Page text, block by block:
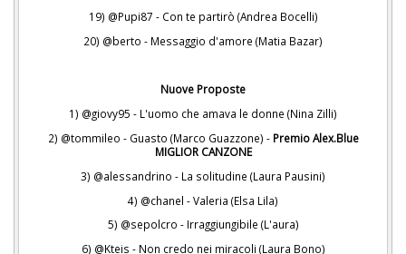
19) @Pupi87 - Con te partirò (Andrea Bocelli)
20) @berto - Messaggio d'amore (Matia Bazar)
Nuove Proposte
1) @giovy95 - L'uomo che amava le donne (Nina Zilli)
2) @tommileo - Guasto (Marco Guazzone) - Premio Alex.Blue
MIGLIOR CANZONE
3) @alessandrino - La solitudine (Laura Pausini)
4) @chanel - Valeria (Elsa Lila)
5) @sepolcro - Irraggiungibile (L'aura)
6) @Kteis - Non credo nei miracoli (Laura Bono)